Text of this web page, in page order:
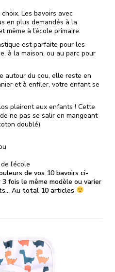
Les bavoirs avec
en plus demandés à la
même à l’école primaire.
est parfaite pour les
à la maison, ou au parc pour
autour du cou, elle reste en
et à enfiler, votre enfant se
plairont aux enfants ! Cette
ne pas se salir en mangeant
doublé)
l’école
de vos 10 bavoirs ci-
fois le même modèle ou varier
Au total 10 articles